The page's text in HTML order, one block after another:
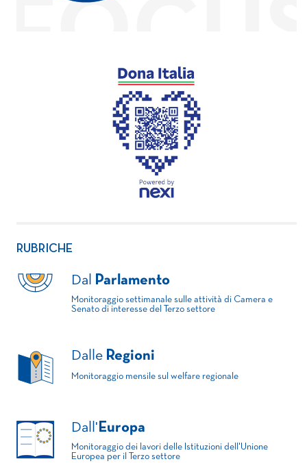
RUBRICHE
Dal Parlamento
Monitoraggio settimanale sulle attività di Camera e
Senato di interesse del Terzo settore
Dalle Regioni
Monitoraggio mensile sul welfare regionale
Dall' Europa
Monitoraggio dei lavori delle Istituzioni dell'Unione
Europea per il Terzo settore